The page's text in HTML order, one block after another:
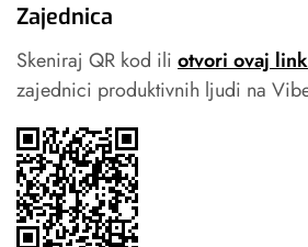
Zajednica
Skeniraj QR kod ili otvori ovaj link
zajednici produktivnih ljudi na